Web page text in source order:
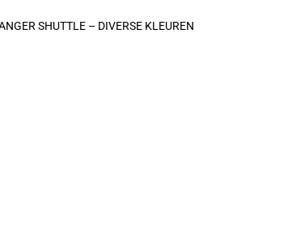
SHUTTLE – DIVERSE KLEUREN